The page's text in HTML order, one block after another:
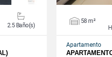
2.5 Baño(s)
58 m²
Apartamento